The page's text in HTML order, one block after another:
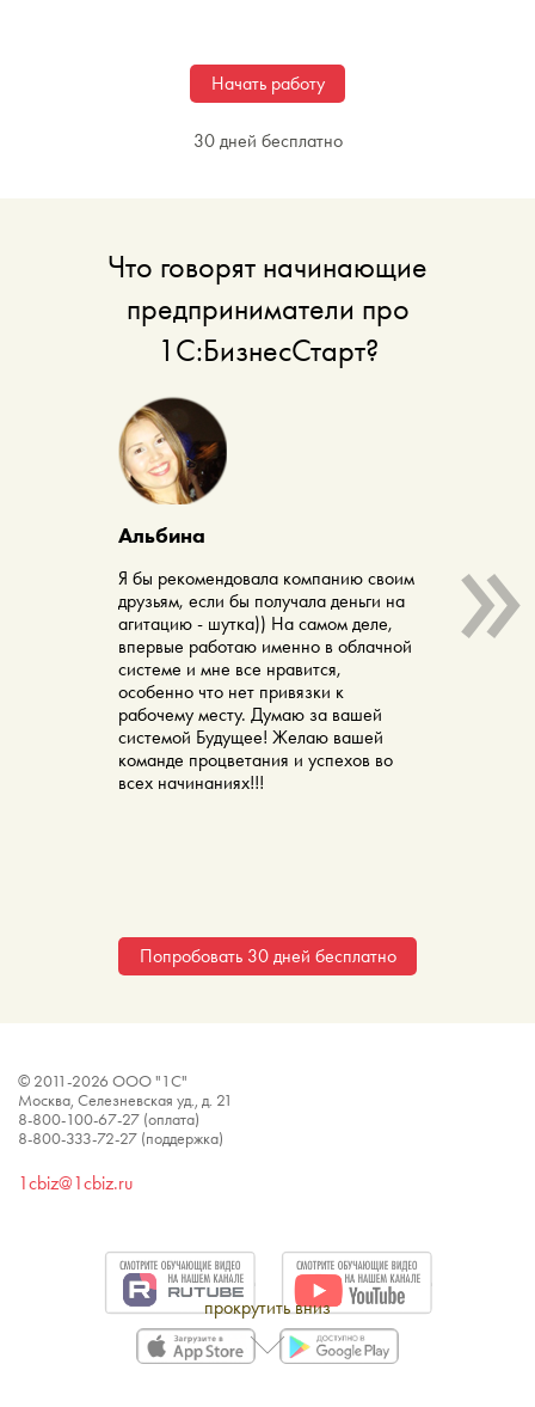
прокрутить вниз
Начать работу
30 дней бесплатно
Что говорят начинающие
предприниматели про
1С:БизнесСтарт?
Альбина
Я бы рекомендовала компанию своим
друзьям, если бы получала деньги на
агитацию - шутка)) На самом деле,
впервые работаю именно в облачной
системе и мне все нравится,
особенно что нет привязки к
рабочему месту. Думаю за вашей
системой Будущее! Желаю вашей
команде процветания и успехов во
всех начинаниях!!!
если
»
Попробовать 30 дней бесплатно
© 2011-2026 ООО "1С"
Москва, Селезневская уд., д. 21
8-800-100-67-27 (оплата)
8-800-333-72-27 (поддержка)
1cbiz@1cbiz.ru